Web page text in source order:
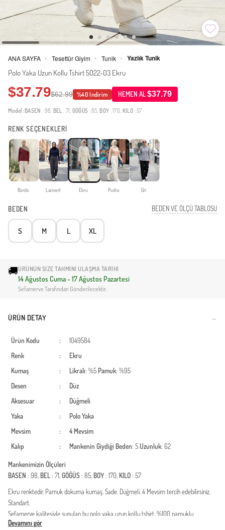
ANA SAYFA > Tesettür Giyim > Tunik > Yazlık Tunik
Polo Yaka Uzun Kollu Tshirt 5022-03 Ekru
$37.79$62.99 %40 İndirim HEMEN AL$37.79
Model: BASEN : 98, BEL : 71, GÖĞÜS : 85, BOY : 170, KILO: 57
RENK SEÇENEKLERİ
Bordo Lacivert Ekru Pudra Gri
BEDEN BEDEN VE ÖLÇÜ TABLOSU
S M L XL
🚚ÜRÜNÜN SIZE TAHMINI ULAŞMA TARIHI
14 Ağustos Cuma - 17 Ağustos Pazartesi
Sefamerve Tarafından Gönderilecektir.
ÜRÜN DETAY
Ürün Kodu :
1049584
Renk
:
Ekru
Kumaş
: Likralı: %5 Pamuk: %95
Desen
:
Düz
Aksesuar
:
Düğmeli
Yaka
:
Polo Yaka
Mevsim
:
4 Mevsim
Kalıp
: Mankenin Giydiği Beden: SUzunluk: 62
Mankenimizin Ölçüleri
BASEN : 98, BEL: 71,GÖĞÜS: 85, BOY: 170, KILO: 57
Ekru renktedir. Pamuk dokuma kumaş. Sade. Düğmeli. 4 Mevsim tercih edebilirsiniz.
Standart.
Sefamerve kalitesiyle sunulan bu polo yaka uzun kollu tshirt, %100 pamuklu
dokusuyla gün boyu konfor ve nefes alabilirlik sağlar. Klasik polo yaka detayı, günlük
Devamını gör